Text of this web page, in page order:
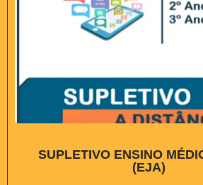
SUPLETIVO ENSINO
(EJA)